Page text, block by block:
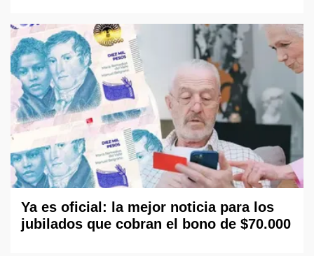
Ya es oficial: la mejor noticia para los
jubilados que cobran el bono de $70.000